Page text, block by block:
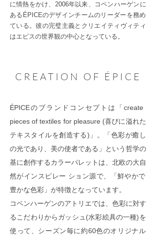
に情熱をかけ、2006年以来、コペンハーゲンに
あるÉPICEのデザインチームのリーダーを務め
ている。彼の完璧主義とクリエイティヴィティ
はエピスの世界観の中心となっている。
CREATION OF ÉPICE
ÉPICEのブランドコンセプトは「create
pieces of textiles for pleasure (喜びに溢れた
テキスタイルを創造する)」。「色彩が癒し
の光であり、美の使者である」という哲学の
基に創作するカラーパレットは、北欧の大自
然がインスピレー ション源で、「鮮やかで
豊かな色彩」が特徴となっています。
コペンハーゲンのアトリエでは、色彩に対す
るこだわりからガッシュ(水彩絵具の一種)を
使って、シーズン毎に約60色のオリジナル